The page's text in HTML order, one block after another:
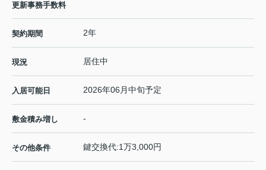
更新事務手数料
契約期間 2年
現況 居住中
入居可能日 2026年06月中旬予定
敷金積み増し -
その他条件 鍵交換代:1万3,000円